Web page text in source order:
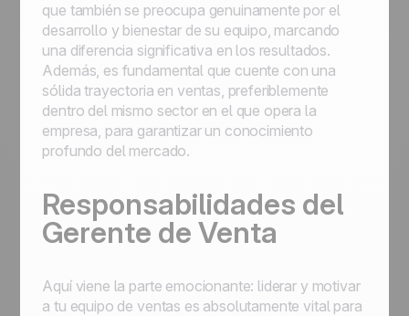
que también se preocupa genuinamente por el
desarrollo y bienestar de su equipo, marcando
una diferencia significativa en los resultados.
Además, es fundamental que cuente con una
sólida trayectoria en ventas, preferiblemente
dentro del mismo sector en el que opera la
empresa, para garantizar un conocimiento
profundo del mercado.
Responsabilidades del
Gerente de Venta
Aquí viene la parte emocionante: liderar y motivar
a tu equipo de ventas es absolutamente vital para